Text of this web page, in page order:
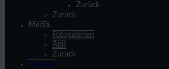
Zurück
Zurück
Media
Fotogalerien
App
Zurück
Spieltag